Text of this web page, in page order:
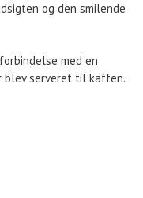
og den smilende
med en
blev serveret til kaffen.